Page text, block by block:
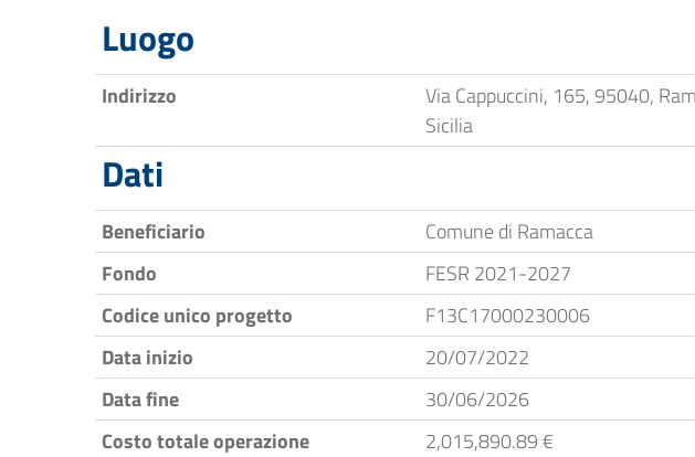
Luogo
Indirizzo
Via Cappuccini, 165, 95040,
Sicilia
Dati
Beneficiario
Comune di Ramacca
Fondo
FESR 2021-2027
Codice unico progetto
F13C17000230006
Data inizio
20/07/2022
Data fine
30/06/2026
Costo totale operazione
2,015,890.89 €